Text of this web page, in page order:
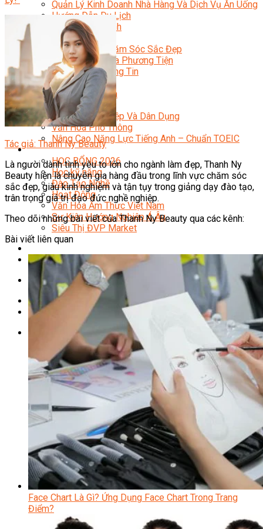
Quản Lý Kinh Doanh Nhà Hàng Và Dịch Vụ Ăn Uống
Hướng Dẫn Du Lịch
Quản Trị Lữ Hành
Marketing
Tạo Mẫu Và Chăm Sóc Sắc Đẹp
Truyền Thông Đa Phương Tiện
Công Nghệ Thông Tin
An Ninh Mạng
Thiết Kế Đồ Họa
Âm Nhạc
Điện Công Nghiệp Và Dân Dụng
Văn Hóa Phổ Thông
Nâng Cao Năng Lực Tiếng Anh – Chuẩn TOEIC
Tin Tức
HỌC BỔNG 2026
Học kỹ năng
Đào Tạo Nghề
Hoạt Động
Văn Hóa Ẩm Thực Việt Nam
Sự Kiện Hướng Nghiệp Á Âu
Siêu Thị ĐVP Market
Chưa có sản phẩm trong giỏ hàng.
Chưa có sản phẩm trong giỏ hàng.
Tác giả: Thanh Ny Beauty
Là người dành tình yêu to lớn cho ngành làm đẹp, Thanh Ny
Beauty hiện là chuyên gia hàng đầu trong lĩnh vực chăm sóc
sắc đẹp, giàu kinh nghiệm và tận tụy trong giảng dạy đào tạo,
trân trọng giá trị đạo đức nghề nghiệp.
Theo dõi những bài viết của Thanh Ny Beauty qua các kênh:
Bài viết liên quan
Face Chart Là Gì? Ứng Dụng Face Chart Trong Trang
Điểm?